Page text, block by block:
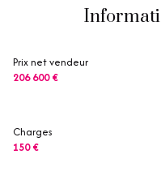
Prix net vendeur
206 600 €
Charges
150 €